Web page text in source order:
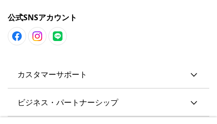
公式SNSアカウント
カスタマーサポート
ビジネス・パートナーシップ